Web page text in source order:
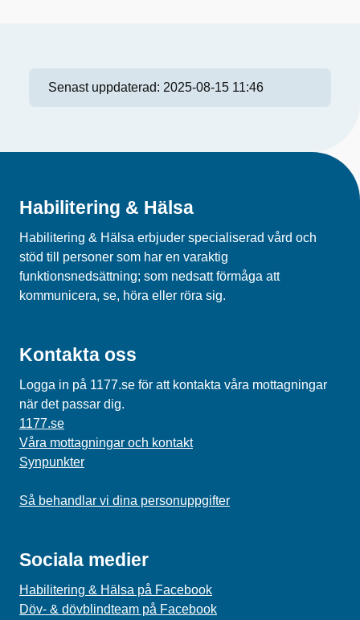
Senast uppdaterad: 2025-08-15 11:46
Habilitering & Hälsa
Habilitering & Hälsa erbjuder specialiserad vård och
stöd till personer som har en varaktig
funktionsnedsättning; som nedsatt förmåga att
kommunicera, se, höra eller röra sig.
Kontakta oss
Logga in på 1177.se för att kontakta våra mottagningar
när det passar dig.
1177.se
Våra mottagningar och kontakt
Synpunkter
Så behandlar vi dina personuppgifter
Sociala medier
Habilitering & Hälsa på Facebook
Döv- & dövblindteam på Facebook